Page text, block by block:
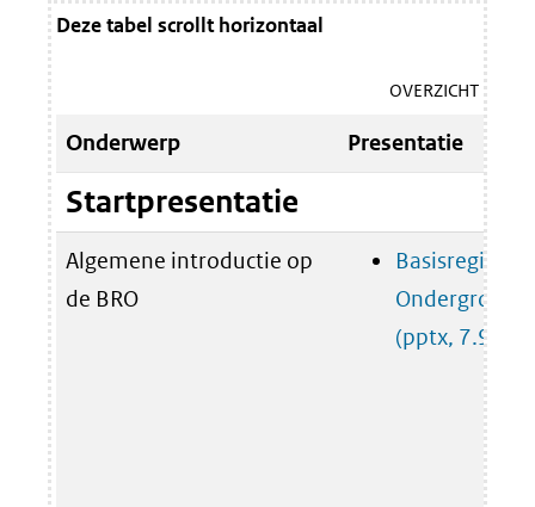
Deze tabel scrollt horizontaal
OVERZICHT
Onderwerp Presentatie
Startpresentatie
Algemene introductie op
de BRO
Ondergrond
(pptx, 7.9